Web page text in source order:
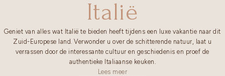
Italië
Geniet van alles wat Italië te bieden heeft tijdens een luxe vakantie naar dit
Zuid-Europese land. Verwonder u over de schitterende natuur, laat u
verrassen door de interessante cultuur en geschiedenis en proef de
authentieke Italiaanse keuken.
Lees meer